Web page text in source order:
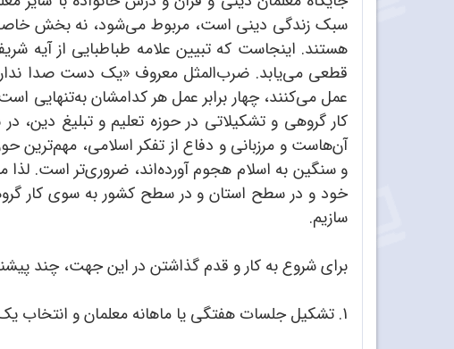
سبک زندگی دینی است، مربوط می‌شود، نه بخش خاصی از
قطعی می‌یابد. ضرب‌المثل معروف «یک دست صدا
عمل می‌کنند، چهار برابر عمل هر کدامشان به‌تنهایی
کار گروهی و تشکیلاتی در حوزه‌ تعلیم‌ و تبلیغ دین،
آن‌هاست و مرزبانی و دفاع از تفکر اسلامی،
و سنگین به اسلام هجوم آورده‌اند، ضروری‌تر است. لذا
خود و در سطح استان و در سطح کشور به سوی کار
سازیم.
برای شروع به کار و قدم گذاشتن در این جهت، چند
1. تشکیل جلسات هفتگی یا ماهانه معلمان و انتخاب یک نام برای این جلسه دائمی؛